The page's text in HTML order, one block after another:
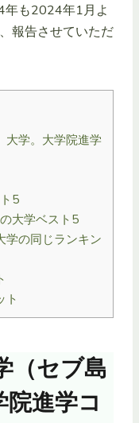
年も2024年1月よ
報告させていただ
大学。大学院進学
5
大学ベスト5
学の同じランキン
ト
（セブ島
院進学コ